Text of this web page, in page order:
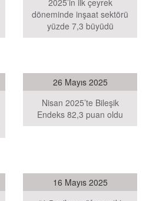
2025’in ilk çeyrek
döneminde inşaat sektörü
yüzde 7,3 büyüdü
26 Mayıs 2025
Nisan 2025’te Bileşik
Endeks 82,3 puan oldu
16 Mayıs 2025